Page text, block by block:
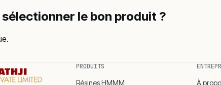
sélectionner le bon produit ?
PRODUITS
Résines HMMM À